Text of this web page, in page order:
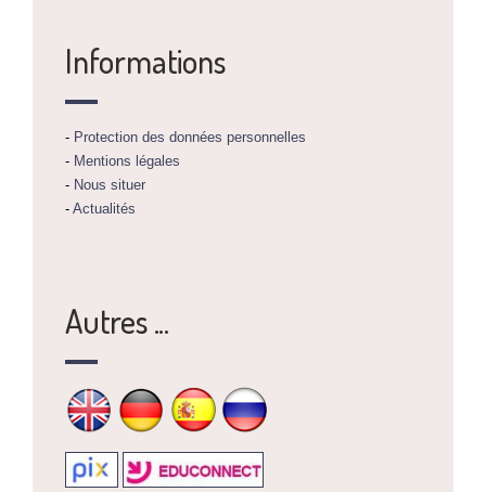
Informations
- Protection des données personnelles
- Mentions légales
- Nous situer
- Actualités
Autres ...